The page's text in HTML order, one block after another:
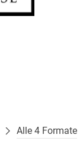
Alle 4 Formate